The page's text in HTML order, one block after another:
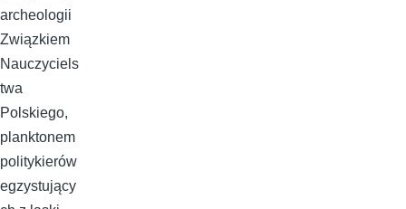
archeologii
Związkiem
Nauczyciels
twa
Polskiego,
planktonem
politykierów
egzystujący